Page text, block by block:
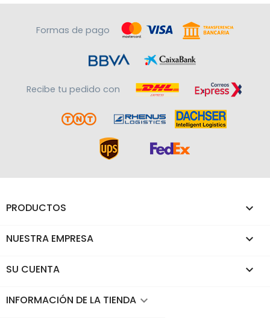
Formas de pago
Recibe tu pedido con
PRODUCTOS 
NUESTRA EMPRESA 
SU CUENTA 
INFORMACIÓN DE LA TIENDA keyboard_arrow_down